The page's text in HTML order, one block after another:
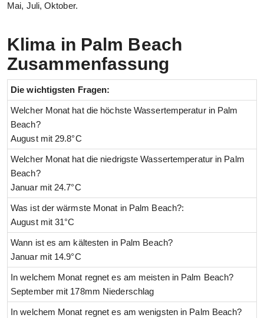
Mai, Juli, Oktober.
Klima in Palm Beach
Zusammenfassung
Die wichtigsten Fragen:
Welcher Monat hat die höchste Wassertemperatur in Palm
Beach?
August mit 29.8°C
Welcher Monat hat die niedrigste Wassertemperatur in Palm
Beach?
Januar mit 24.7°C
Was ist der wärmste Monat in Palm Beach?:
August mit 31°C
Wann ist es am kältesten in Palm Beach?
Januar mit 14.9°C
In welchem Monat regnet es am meisten in Palm Beach?
September mit 178mm Niederschlag
In welchem Monat regnet es am wenigsten in Palm Beach?